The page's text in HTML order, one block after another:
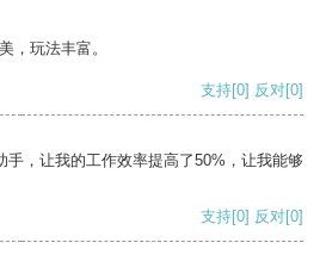
，玩法丰富。
支持[0] 反对[0]
手，让我的工作效率提高了50%，让我能够
支持[0] 反对[0]